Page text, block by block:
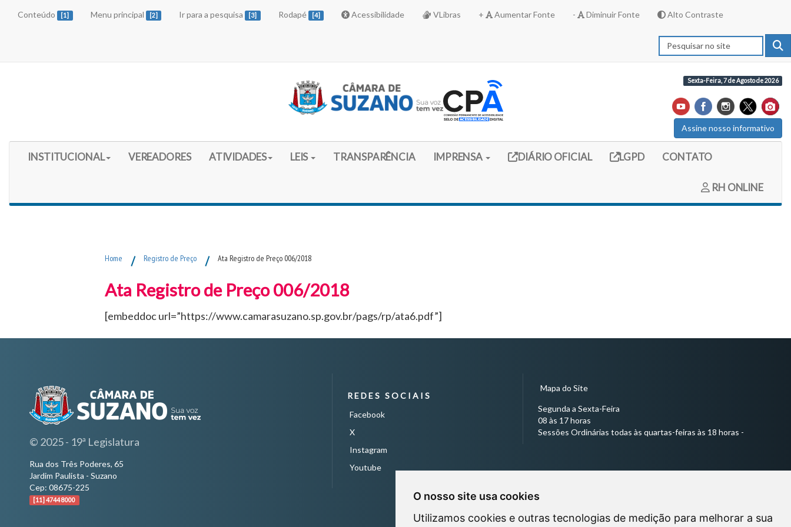
O nosso site usa cookies
Utilizamos cookies e outras tecnologias de medição para melhorar a sua
Conteúdo [1] Menu principal [2] Ir para a pesquisa [3] Rodapé [4] Acessibilidade VLibras + Aumentar Fonte - Diminuir Fonte Alto Contraste
Sexta-Feira, 7 de Agosto de 2026
Assine nosso informativo
Início do Menu Principal
INSTITUCIONAL VEREADORES ATIVIDADES LEIS TRANSPARÊNCIA IMPRENSA Link externo (site do diario oficial do legislativo)
DIÁRIO OFICIAL Link externo (site com informações LGPD)
LGPD CONTATO
RH ONLINE
Home / Registro de Preço / Ata Registro de Preço 006/2018
Ata Registro de Preço 006/2018
[embeddoc url=”https://www.camarasuzano.sp.gov.br/pags/rp/ata6.pdf”]
© 2025 - 19ª Legislatura
Rua dos Três Poderes, 65
Jardim Paulista - Suzano
Cep: 08675-225
[11] 4744 8000
REDES SOCIAIS
Facebook
X
Instagram
Youtube
Mapa do Site
Segunda a Sexta-Feira
08 às 17 horas
Sessões Ordinárias todas às quartas-feiras às 18 horas -